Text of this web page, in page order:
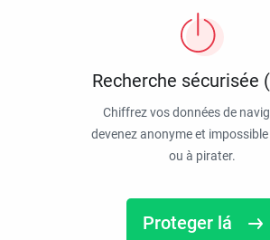
Recherche sécurisée
Chiffrez vos données de
devenez anonyme et
ou à pirater.
Proteger lá